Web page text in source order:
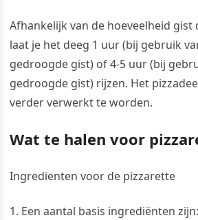
Afhankelijk van de hoeveelheid gist
laat je het deeg 1 uur (bij gebruik
gedroogde gist) of 4-5 uur (bij
gedroogde gist) rijzen. Het
verder verwerkt te worden.
Wat te halen voor
Ingredienten voor de pizzarette
Een aantal basis ingrediënten